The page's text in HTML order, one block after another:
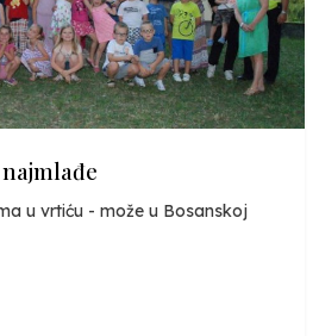
u vrtiću - može u Bosanskoj